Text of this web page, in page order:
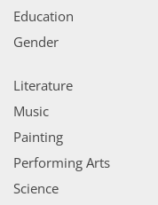
Education
Gender
Literature
Music
Painting
Performing Arts
Science